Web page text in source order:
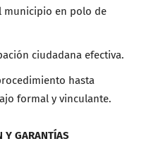
municipio en polo de
ciudadana efectiva.
hasta
formal y vinculante.
Y GARANTÍAS